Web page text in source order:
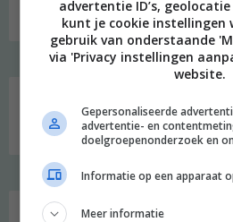
Zoeken
naar:
advertentie ID’s,
kunt je cookie instellingen
gebruik van onderstaande
via 'Privacy instellingen
website.
Gepersonaliseerde
advertentie- en
doelgroepenonderzoek en
Informatie op een apparaat
Meer informatie